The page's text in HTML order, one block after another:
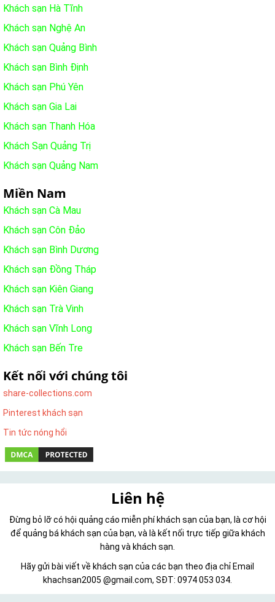
Khách sạn Hà Tĩnh
Khách sạn Nghệ An
Khách sạn Quảng Bình
Khách sạn Bình Định
Khách sạn Phú Yên
Khách sạn Gia Lai
Khách sạn Thanh Hóa
Khách Sạn Quảng Trị
Khách sạn Quảng Nam
Miền Nam
Khách sạn Cà Mau
Khách sạn Côn Đảo
Khách sạn Bình Dương
Khách sạn Đồng Tháp
Khách sạn Kiên Giang
Khách sạn Trà Vinh
Khách sạn Vĩnh Long
Khách sạn Bến Tre
Kết nối với chúng tôi
share-collections.com
Pinterest khách sạn
Tin tức nóng hổi
Liên hệ
Đừng bỏ lỡ có hội quảng cáo miễn phí khách sạn của bạn, là cơ hội
để quảng bá khách sạn của bạn, và là kết nối trực tiếp giữa khách
hàng và khách sạn.
Hãy gửi bài viết về khách sạn của các bạn theo địa chỉ Email
khachsan2005 @gmail.com, SĐT: 0974 053 034.